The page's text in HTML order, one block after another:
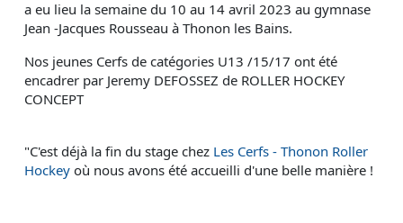
a eu lieu la semaine du 10 au 14 avril 2023 au gymnase
Jean -Jacques Rousseau à Thonon les Bains.
Nos jeunes Cerfs de catégories U13 /15/17 ont été
encadrer par Jeremy DEFOSSEZ de ROLLER HOCKEY
CONCEPT
"C'est déjà la fin du stage chez Les Cerfs - Thonon Roller
Hockey où nous avons été accueilli d'une belle manière !